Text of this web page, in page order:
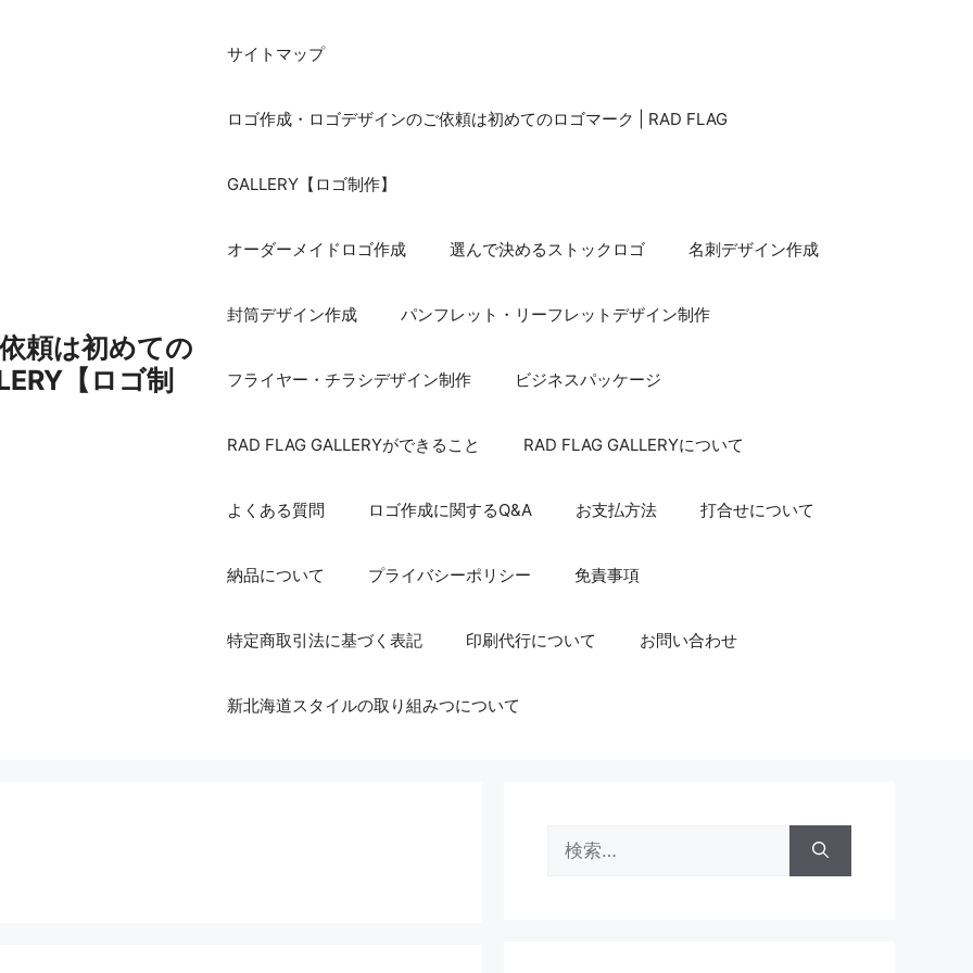
頼は初めての
【ロゴ制
サイトマップ
ロゴ作成・ロゴデザインのご依頼は初めてのロゴマーク | RAD FLAG
GALLERY【ロゴ制作】
オーダーメイドロゴ作成 選んで決めるストックロゴ 名刺デザイン作成
封筒デザイン作成 パンフレット・リーフレットデザイン制作
フライヤー・チラシデザイン制作 ビジネスパッケージ
RAD FLAG GALLERYができること RAD FLAG GALLERYについて
よくある質問 ロゴ作成に関するQ&A お支払方法 打合せについて
納品について プライバシーポリシー 免責事項
特定商取引法に基づく表記 印刷代行について お問い合わせ
新北海道スタイルの取り組みつについて
索: